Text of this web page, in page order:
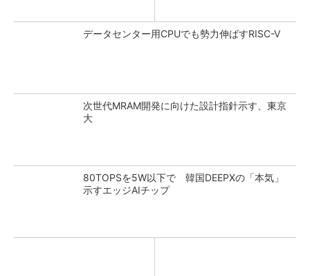
データセンター用CPUでも勢力伸ばすRISC-V
次世代MRAM開発に向けた設計指針示す、東京
大
80TOPSを5W以下で 韓国DEEPXの「本気」
示すエッジAIチップ